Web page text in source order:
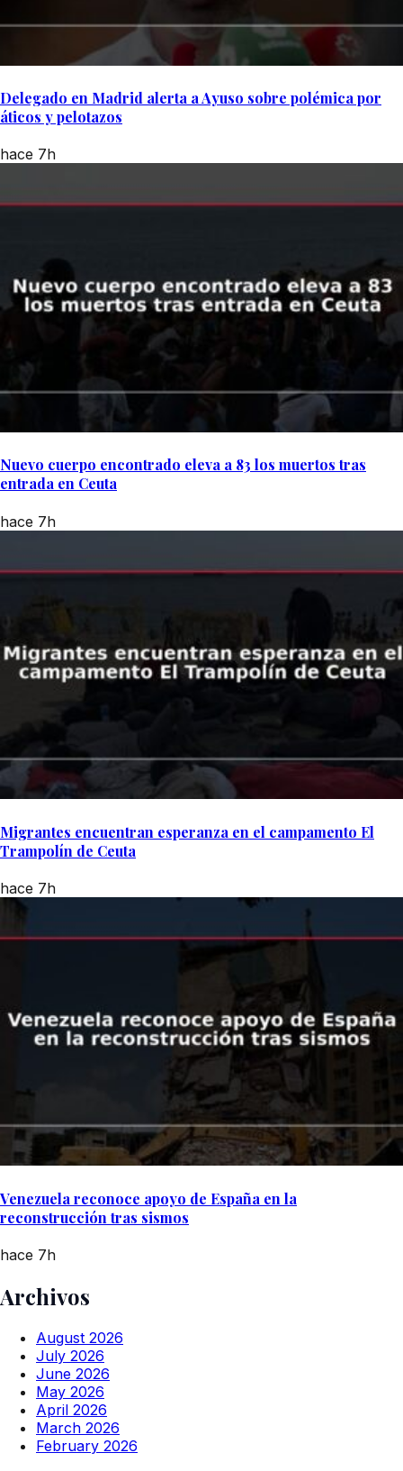
Delegado en Madrid alerta a Ayuso sobre polémica por
áticos y pelotazos
hace 7h
Nuevo cuerpo encontrado eleva a 83 los muertos tras
entrada en Ceuta
hace 7h
Migrantes encuentran esperanza en el campamento El
Trampolín de Ceuta
hace 7h
Venezuela reconoce apoyo de España en la
reconstrucción tras sismos
hace 7h
Archivos
August 2026
July 2026
June 2026
May 2026
April 2026
March 2026
February 2026